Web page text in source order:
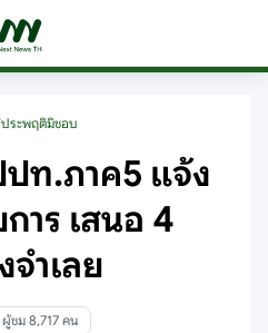
ระพฤติมิชอบ
ท.ภาค5 แจ้ง
าร เสนอ 4
ำเลย
ผู้ชม 8,717 คน